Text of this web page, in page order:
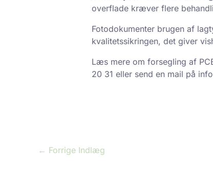
overflade kræver flere
Fotodokumenter brugen af
kvalitetssikringen, det giver
Læs mere om forsegling af
20 31 eller send en mail på
← Forrige Indlæg